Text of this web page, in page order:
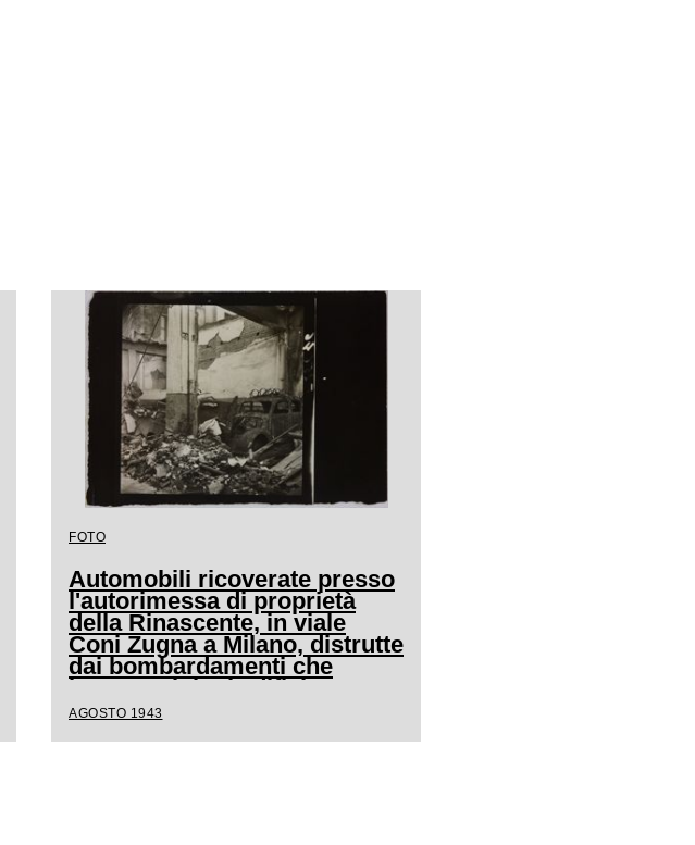
FOTO
Automobili ricoverate presso
l'autorimessa di proprietà
della Rinascente, in viale
Coni Zugna a Milano, distrutte
dai bombardamenti che
hanno colpito l'edificio
AGOSTO 1943